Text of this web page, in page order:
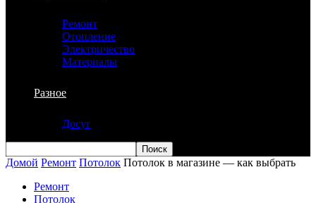
Ремонт
Отопление
Электричество
Материалы
Разное
Досуг
Домой Ремонт Потолок Потолок в магазине — как выбрать
Ремонт
Потолок